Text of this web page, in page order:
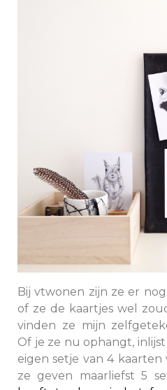
Bij vtwonen zijn ze er
of ze de kaartjes wel
vinden ze mijn
Of je ze nu ophangt,
eigen setje van 4
ze geven maarliefst 5